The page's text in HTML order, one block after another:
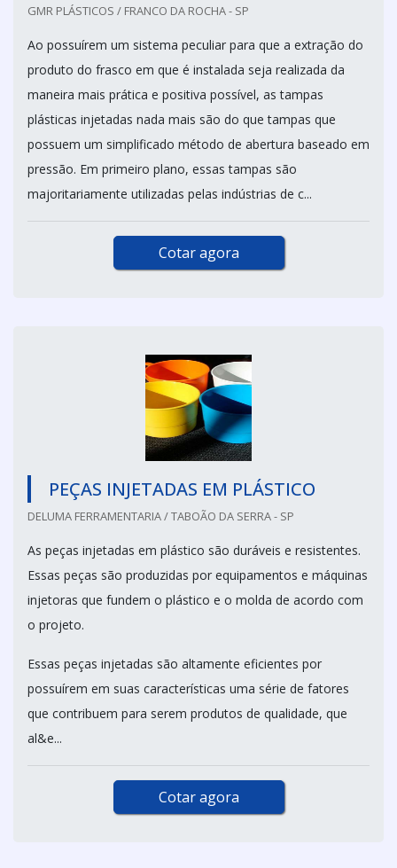
GMR PLÁSTICOS / FRANCO DA ROCHA - SP
Ao possuírem um sistema peculiar para que a extração do
produto do frasco em que é instalada seja realizada da
maneira mais prática e positiva possível, as tampas
plásticas injetadas nada mais são do que tampas que
possuem um simplificado método de abertura baseado em
pressão. Em primeiro plano, essas tampas são
majoritariamente utilizadas pelas indústrias de c...
Cotar agora
PEÇAS INJETADAS EM PLÁSTICO
DELUMA FERRAMENTARIA / TABOÃO DA SERRA - SP
As peças injetadas em plástico são duráveis e resistentes.
Essas peças são produzidas por equipamentos e máquinas
injetoras que fundem o plástico e o molda de acordo com
o projeto.
Essas peças injetadas são altamente eficientes por
possuírem em suas características uma série de fatores
que contribuem para serem produtos de qualidade, que
al&e...
Cotar agora